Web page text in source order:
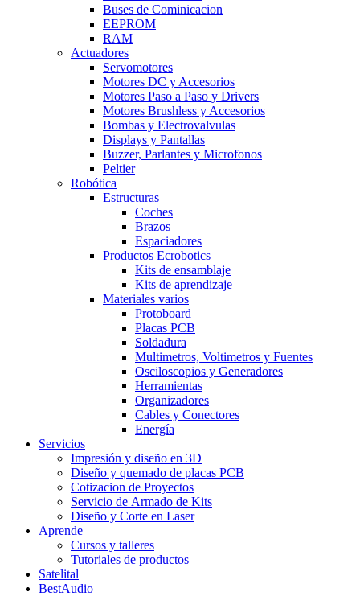
Buses de Cominicacion
EEPROM
RAM
Actuadores
Servomotores
Motores DC y Accesorios
Motores Paso a Paso y Drivers
Motores Brushless y Accesorios
Bombas y Electrovalvulas
Displays y Pantallas
Buzzer, Parlantes y Microfonos
Peltier
Robótica
Estructuras
Coches
Brazos
Espaciadores
Productos Ecrobotics
Kits de ensamblaje
Kits de aprendizaje
Materiales varios
Protoboard
Placas PCB
Soldadura
Multimetros, Voltimetros y Fuentes
Osciloscopios y Generadores
Herramientas
Organizadores
Cables y Conectores
Energía
Servicios
Impresión y diseño en 3D
Diseño y quemado de placas PCB
Cotizacion de Proyectos
Servicio de Armado de Kits
Diseño y Corte en Laser
Aprende
Cursos y talleres
Tutoriales de productos
Satelital
BestAudio